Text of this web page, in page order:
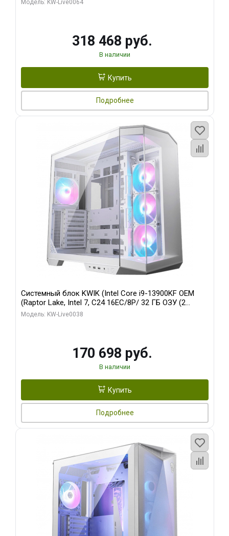
Модель: KW-Live0064
318 468 руб.
В наличии
Купить
Подробнее
Системный блок KWIK (Intel Core i9-13900KF OEM
(Raptor Lake, Intel 7, C24 16EC/8P/ 32 ГБ ОЗУ (2
модуля)/ Gigabyte RX9070XT GAMING OC 16GB GDDR6
Модель: KW-Live0038
170 698 руб.
В наличии
Купить
Подробнее